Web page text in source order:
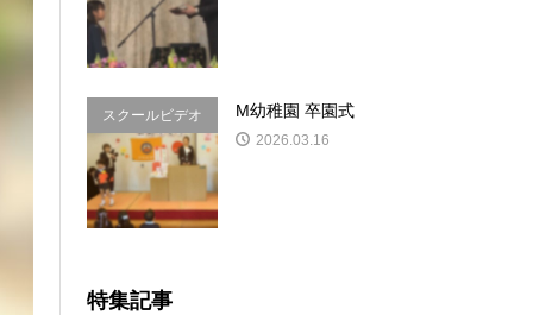
スクールビデオ
&写真
M幼稚園 卒園式
2026.03.16
特集記事